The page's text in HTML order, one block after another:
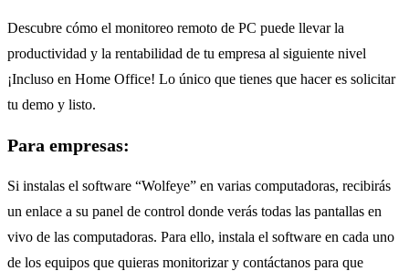
Descubre cómo el monitoreo remoto de PC puede llevar la
productividad y la rentabilidad de tu empresa al siguiente nivel
¡Incluso en Home Office! Lo único que tienes que hacer es solicitar
tu demo y listo.
Para empresas:
Si instalas el software “Wolfeye” en varias computadoras, recibirás
un enlace a su panel de control donde verás todas las pantallas en
vivo de las computadoras. Para ello, instala el software en cada uno
de los equipos que quieras monitorizar y contáctanos para que